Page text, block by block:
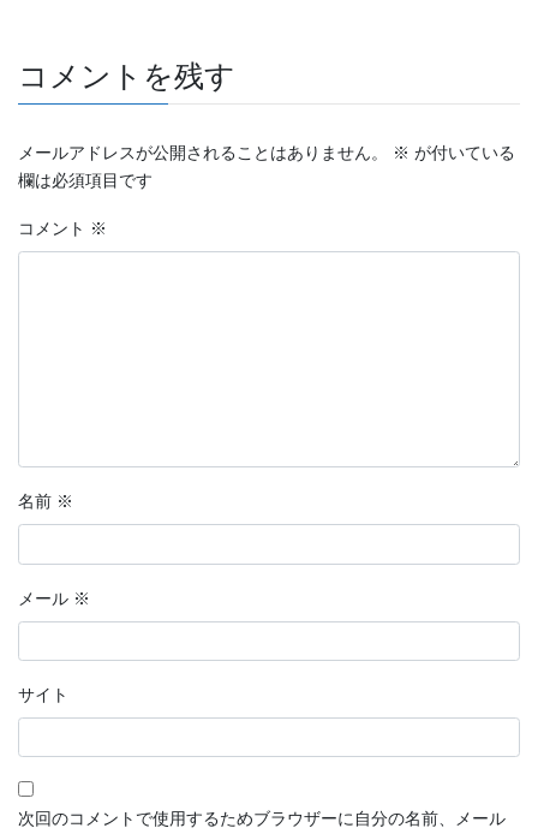
コメントを残す
メールアドレスが公開されることはありません。 ※ が付いている
欄は必須項目です
コメント ※
名前 ※
メール ※
サイト
次回のコメントで使用するためブラウザーに自分の名前、メール